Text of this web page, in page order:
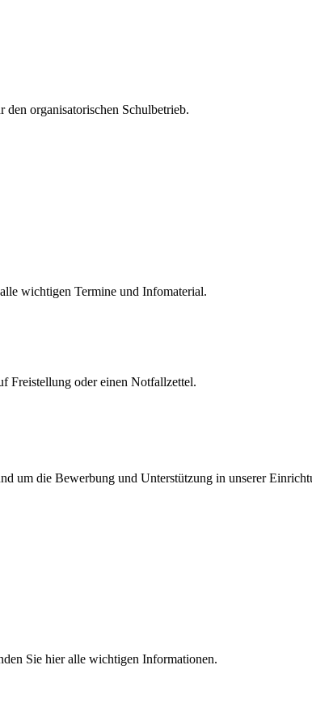
organisatorischen Schulbetrieb.
wichtigen Termine und Infomaterial.
Freistellung oder einen Notfallzettel.
um die Bewerbung und Unterstützung in unserer
Sie hier alle wichtigen Informationen.